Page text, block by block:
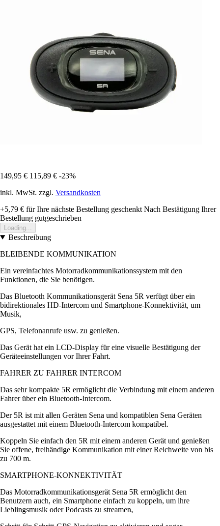
149,95 € 115,89 € -23%
inkl. MwSt. zzgl. Versandkosten
+5,79 € für Ihre nächste Bestellung geschenkt Nach Bestätigung Ihrer
Bestellung gutgeschrieben
Loading...
Beschreibung
BLEIBENDE KOMMUNIKATION
Ein vereinfachtes Motorradkommunikationssystem mit den
Funktionen, die Sie benötigen.
Das Bluetooth Kommunikationsgerät Sena 5R verfügt über ein
bidirektionales HD-Intercom und Smartphone-Konnektivität, um
Musik,
GPS, Telefonanrufe usw. zu genießen.
Das Gerät hat ein LCD-Display für eine visuelle Bestätigung der
Geräteeinstellungen vor Ihrer Fahrt.
FAHRER ZU FAHRER INTERCOM
Das sehr kompakte 5R ermöglicht die Verbindung mit einem anderen
Fahrer über ein Bluetooth-Intercom.
Der 5R ist mit allen Geräten Sena und kompatiblen Sena Geräten
ausgestattet mit einem Bluetooth-Intercom kompatibel.
Koppeln Sie einfach den 5R mit einem anderen Gerät und genießen
Sie offene, freihändige Kommunikation mit einer Reichweite von bis
zu 700 m.
SMARTPHONE-KONNEKTIVITÄT
Das Motorradkommunikationsgerät Sena 5R ermöglicht den
Benutzern auch, ein Smartphone einfach zu koppeln, um ihre
Lieblingsmusik oder Podcasts zu streamen,